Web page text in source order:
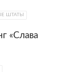
ШТАТЫ
«Слава